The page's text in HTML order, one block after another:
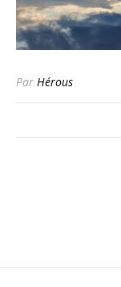
Par Hérous